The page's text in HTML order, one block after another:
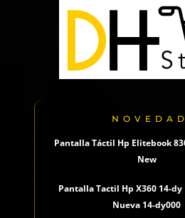
Pantalla Táctil Hp Elitebook
New
Pantalla Tactil Hp X360 14-dy
Nueva 14-dy000